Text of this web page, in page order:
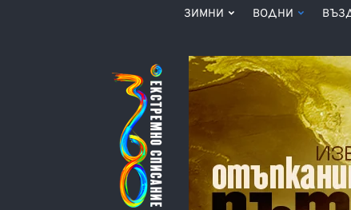
ЗИМНИ ВОДНИ
Списание
360°